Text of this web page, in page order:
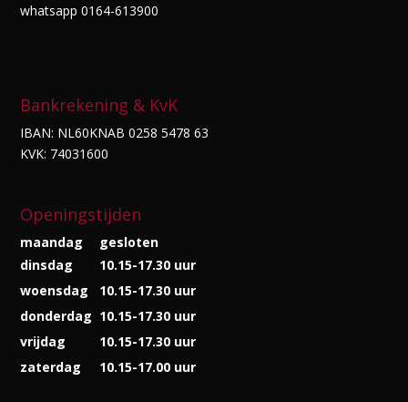
whatsapp 0164-613900
Bankrekening & KvK
IBAN: NL60KNAB 0258 5478 63
KVK: 74031600
Openingstijden
maandag
gesloten
dinsdag
10.15-17.30 uur
woensdag
10.15-17.30 uur
donderdag 10.15-17.30 uur
vrijdag
10.15-17.30 uur
zaterdag
10.15-17.00 uur